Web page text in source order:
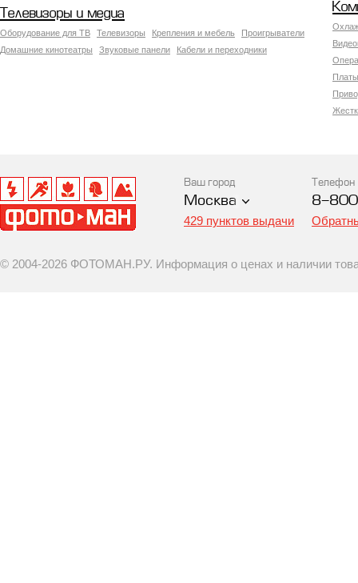
Телевизоры и медиа
Оборудование для ТВ Телевизоры Крепления и мебель
Проигрыватели
Домашние кинотеатры
Звуковые панели Кабели и переходники
Ваш город
Москва
429 пунктов выдачи
Телефон
8-
© 2004-2026 ФОТОМАН.РУ. Информация о ценах и наличии